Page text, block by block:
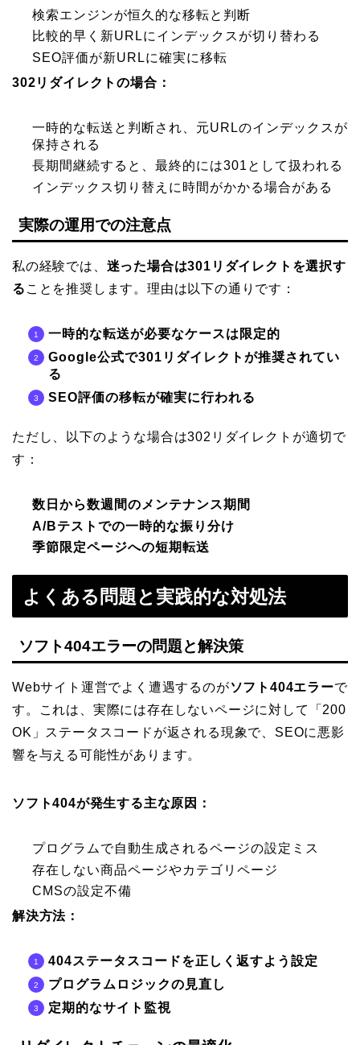
検索エンジンが恒久的な移転と判断
比較的早く新URLにインデックスが切り替わる
SEO評価が新URLに確実に移転
302リダイレクトの場合：
一時的な転送と判断され、元URLのインデックスが
保持される
長期間継続すると、最終的には301として扱われる
インデックス切り替えに時間がかかる場合がある
実際の運用での注意点
私の経験では、 迷った場合は301リダイレクトを選択す
る ことを推奨します。理由は以下の通りです：
一時的な転送が必要なケースは限定的
Google公式で301リダイレクトが推奨されてい
る
SEO評価の移転が確実に行われる
ただし、以下のような場合は302リダイレクトが適切で
す：
数日から数週間のメンテナンス期間
A/Bテストでの一時的な振り分け
季節限定ページへの短期転送
よくある問題と実践的な対処法
ソフト404エラーの問題と解決策
Webサイト運営でよく遭遇するのがソフト404エラーで
す。これは、実際には存在しないページに対して「200
OK」ステータスコードが返される現象で、SEOに悪影
響を与える可能性があります。
ソフト404が発生する主な原因：
プログラムで自動生成されるページの設定ミス
存在しない商品ページやカテゴリページ
CMSの設定不備
解決方法：
404ステータスコードを正しく返すよう設定
プログラムロジックの見直し
定期的なサイト監視